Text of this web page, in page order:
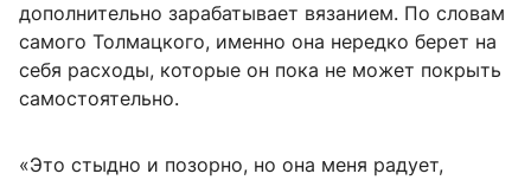
дополнительно зарабатывает вязанием. По словам
самого Толмацкого, именно она нередко берет на
себя расходы, которые он пока не может покрыть
самостоятельно.
«Это стыдно и позорно, но она меня радует,